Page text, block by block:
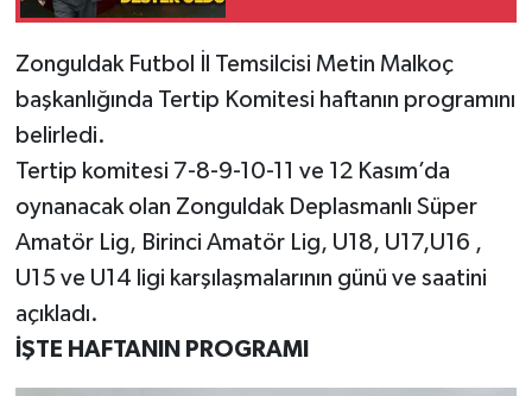
Zonguldak Futbol İl Temsilcisi Metin Malkoç
başkanlığında Tertip Komitesi haftanın programını
belirledi.
Tertip komitesi 7-8-9-10-11 ve 12 Kasım’da
oynanacak olan Zonguldak Deplasmanlı Süper
Amatör Lig, Birinci Amatör Lig, U18, U17,U16 ,
U15 ve U14 ligi karşılaşmalarının günü ve saatini
açıkladı.
İŞTE HAFTANIN PROGRAMI
Gökçebey
GÜNDEM
İş ilanı
Kilimli
MAGAZİN